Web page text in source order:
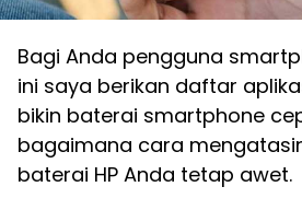
Bagi Anda pengguna
ini saya berikan daftar
bikin baterai smartphone
bagaimana cara
baterai HP Anda tetap awet.